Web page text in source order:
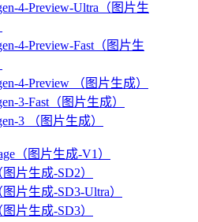
4-Preview-Ultra（图片生
4-Preview-Fast（图片生
4-Preview （图片生成）
3-Fast（图片生成）
3 （图片生成）
（图片生成-V1）
图片生成-SD2）
图片生成-SD3-Ultra）
图片生成-SD3）